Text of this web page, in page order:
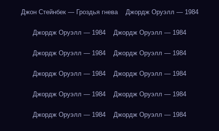
Джон Стейнбек — Гроздья гнева Джордж Оруэлл — 1984
Джордж Оруэлл — 1984 Джордж Оруэлл — 1984
Джордж Оруэлл — 1984 Джордж Оруэлл — 1984
Джордж Оруэлл — 1984 Джордж Оруэлл — 1984
Джордж Оруэлл — 1984 Джордж Оруэлл — 1984
Джордж Оруэлл — 1984 Джордж Оруэлл — 1984